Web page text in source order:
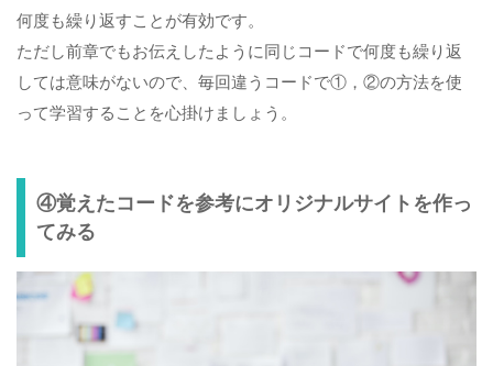
何度も繰り返すことが有効です。
ただし前章でもお伝えしたように同じコードで何度も繰り返
しては意味がないので、毎回違うコードで①，②の方法を使
って学習することを心掛けましょう。
④覚えたコードを参考にオリジナルサイトを作っ
てみる